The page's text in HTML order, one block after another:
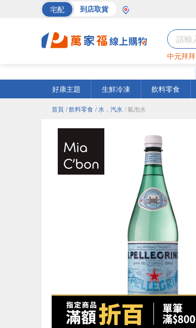
宅配 到店取貨
中元拜拜
好康主題
生鮮冷凍 飲料零食
首頁 / 飲料零食 / 水．汽水 / 氣泡水